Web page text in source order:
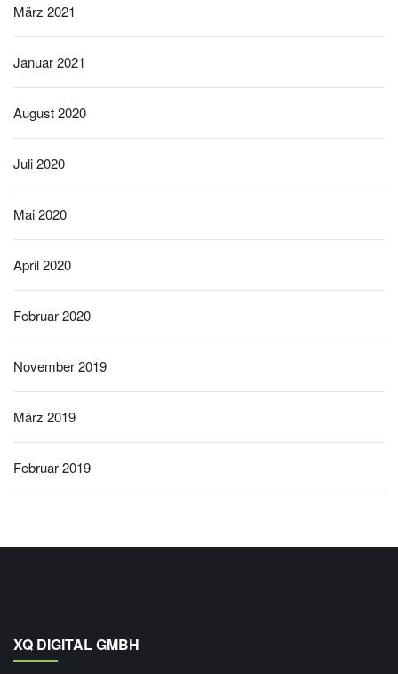
März 2021
Januar 2021
August 2020
Juli 2020
Mai 2020
April 2020
Februar 2020
November 2019
März 2019
Februar 2019
XQ DIGITAL GMBH